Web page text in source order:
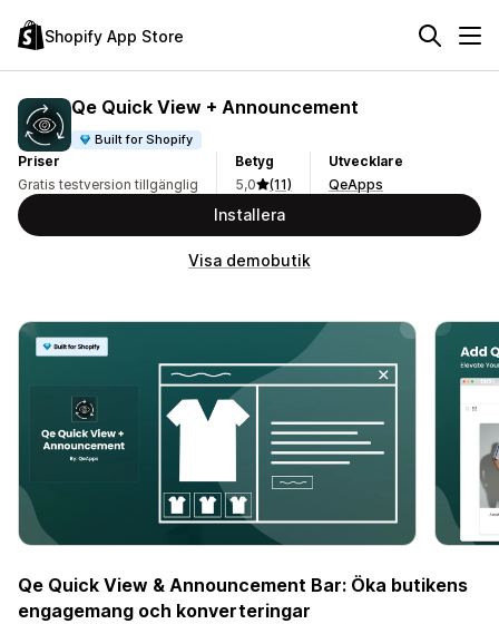
Shopify App Store
Qe Quick View + Announcement
Built for Shopify
Priser
Gratis testversion tillgänglig
Betyg
5,0
(11)
Utvecklare
QeApps
Installera
Visa demobutik
Qe Quick View & Announcement Bar: Öka butikens
engagemang och konverteringar